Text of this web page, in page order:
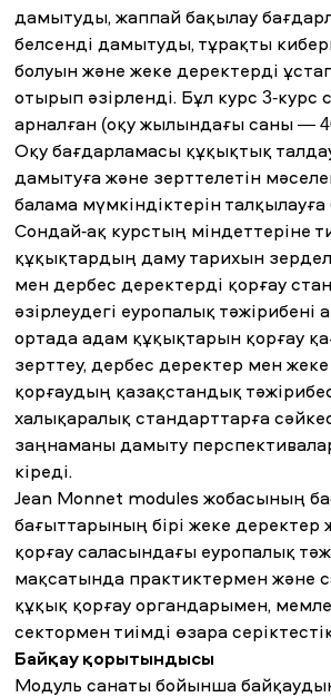
дамытуды, жаппай бақылау
белсенді дамытуды, тұрақты
болуын және жеке деректерді
отырып әзірленді. Бұл курс 3-курс
арналған (оқу жылындағы саны —
Оқу бағдарламасы құқықтық
дамытуға және зерттелетін
балама мүмкіндіктерін талқылауға
Сондай-ақ курстың міндеттеріне
құқықтардың даму тарихын
мен дербес деректерді қорғау
әзірлеудегі еуропалық тәжірибені
ортада адам құқықтарын қорғау
зерттеу, дербес деректер мен жеке
қорғаудың қазақстандық
халықаралық стандарттарға
заңнаманы дамыту
кіреді.
Jean Monnet modules жобасының
бағыттарының бірі жеке деректер
қорғау саласындағы еуропалық
мақсатында практиктермен және
құқық қорғау органдарымен,
сектормен тиімді өзара
Байқау қорытындысы
Модуль санаты бойынша байқаудың